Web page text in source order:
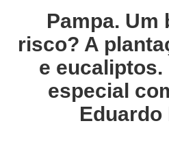
Pampa. Um
risco? A
e
especial
Eduardo